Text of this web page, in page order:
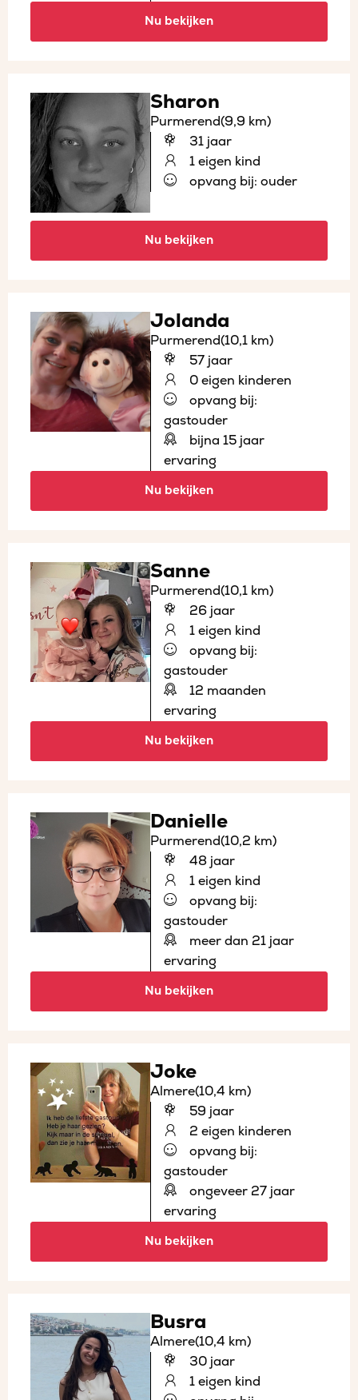
Nu bekijken
Sharon
Purmerend(9,9 km)
31 jaar
1 eigen kind
opvang bij: ouder
Nu bekijken
Jolanda
Purmerend(10,1 km)
57 jaar
0 eigen kinderen
opvang bij:
gastouder
bijna 15 jaar
ervaring
Nu bekijken
Sanne
Purmerend(10,1 km)
26 jaar
1 eigen kind
opvang bij:
gastouder
12 maanden
ervaring
Nu bekijken
Danielle
Purmerend(10,2 km)
48 jaar
1 eigen kind
opvang bij:
gastouder
meer dan 21 jaar
ervaring
Nu bekijken
Joke
Almere(10,4 km)
59 jaar
2 eigen kinderen
opvang bij:
gastouder
ongeveer 27 jaar
ervaring
Nu bekijken
Busra
Almere(10,4 km)
30 jaar
1 eigen kind